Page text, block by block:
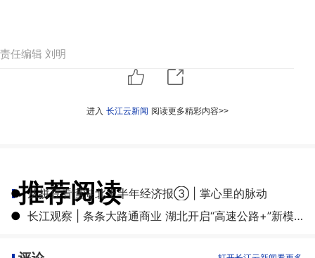
责任编辑 刘明
进入 长江云新闻 阅读更多精彩内容>>
推荐阅读
● 从拼豆看懂湖北上半年经济报③ | 掌心里的脉动
●
长江观察 | 条条大路通商业 湖北开启“高速公路+”新模式